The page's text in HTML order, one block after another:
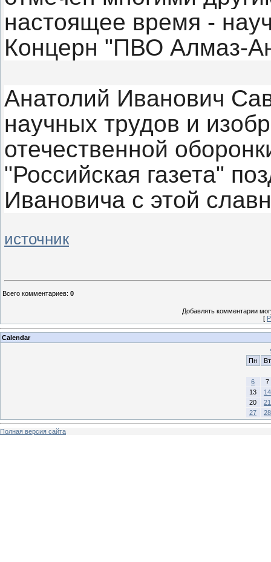
настоящее время -
Концерн "ПВО Алмаз-
Анатолий Иванович
научных трудов и
отечественной
"Российская газета"
Ивановича с этой
источник
Всего комментариев: 0
Добавлять комментарии
[
Calendar
Пн
Вт
6
7
13
14
20
21
27
28
Полная версия сайта